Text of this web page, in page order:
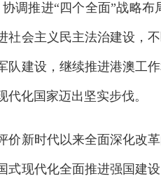
调推进“四个全面”战略
社会主义民主法治建设，
队建设，继续推进港澳工
代化国家迈出坚实步伐。
新时代以来全面深化改革
式现代化全面推进强国建